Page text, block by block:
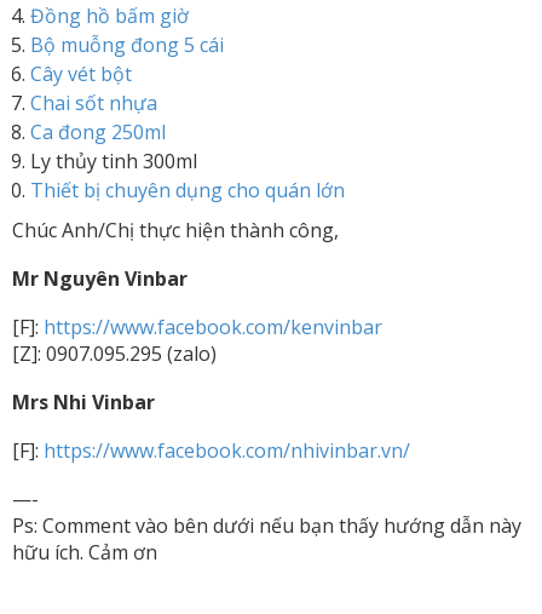
Đồng hồ bấm giờ
Bộ muỗng đong 5 cái
Cây vét bột
Chai sốt nhựa
Ca đong 250ml
Ly thủy tinh 300ml
Thiết bị chuyên dụng cho quán lớn
Chúc Anh/Chị thực hiện thành công,
Mr Nguyên Vinbar
[F]: https://www.facebook.com/kenvinbar
[Z]: 0907.095.295 (zalo)
Mrs Nhi Vinbar
[F]: https://www.facebook.com/nhivinbar.vn/
—-
Ps: Comment vào bên dưới nếu bạn thấy hướng dẫn này
hữu ích. Cảm ơn